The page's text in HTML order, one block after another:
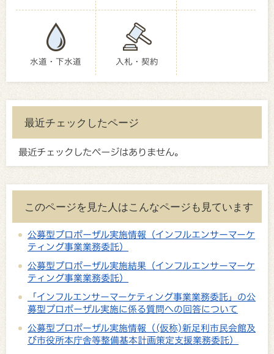
水道・下水道 入札・契約
最近チェックしたページ
最近チェックしたページはありません。
このページを見た人はこんなページも見ています
公募型プロポーザル実施情報（インフルエンサーマーケ
ティング事業業務委託）
公募型プロポーザル実施結果（インフルエンサーマーケ
ティング事業業務委託）
「インフルエンサーマーケティング事業業務委託」の公
募型プロポーザル実施に係る質問への回答について
公募型プロポーザル実施情報（(仮称)新足利市民会館及
び市役所本庁舎等整備基本計画策定支援業務委託）